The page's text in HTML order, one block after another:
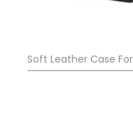
Soft Leather Case